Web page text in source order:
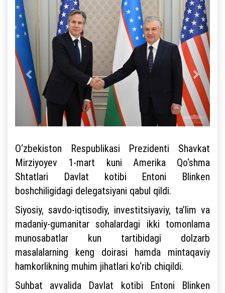
O‘zbekiston Respublikasi Prezidenti Shavkat
Mirziyoyev 1-mart kuni Amerika Qo‘shma
Shtatlari Davlat kotibi Entoni Blinken
boshchiligidagi delegatsiyani qabul qildi.
Siyosiy, savdo-iqtisodiy, investitsiyaviy, ta’lim va
madaniy-gumanitar sohalardagi ikki tomonlama
munosabatlar kun tartibidagi dolzarb
masalalarning keng doirasi hamda mintaqaviy
hamkorlikning muhim jihatlari ko‘rib chiqildi.
Suhbat avvalida Davlat kotibi Entoni Blinken